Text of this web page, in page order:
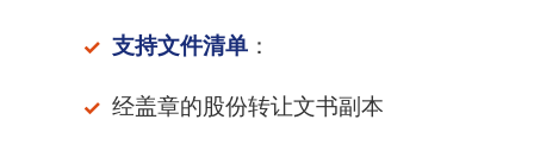
支持文件清单：
经盖章的股份转让文书副本